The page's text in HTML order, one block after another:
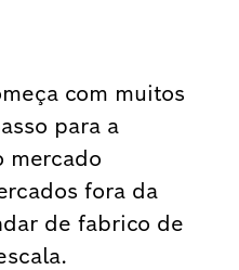
com muitos
para a
mercado
fora da
de fabrico de